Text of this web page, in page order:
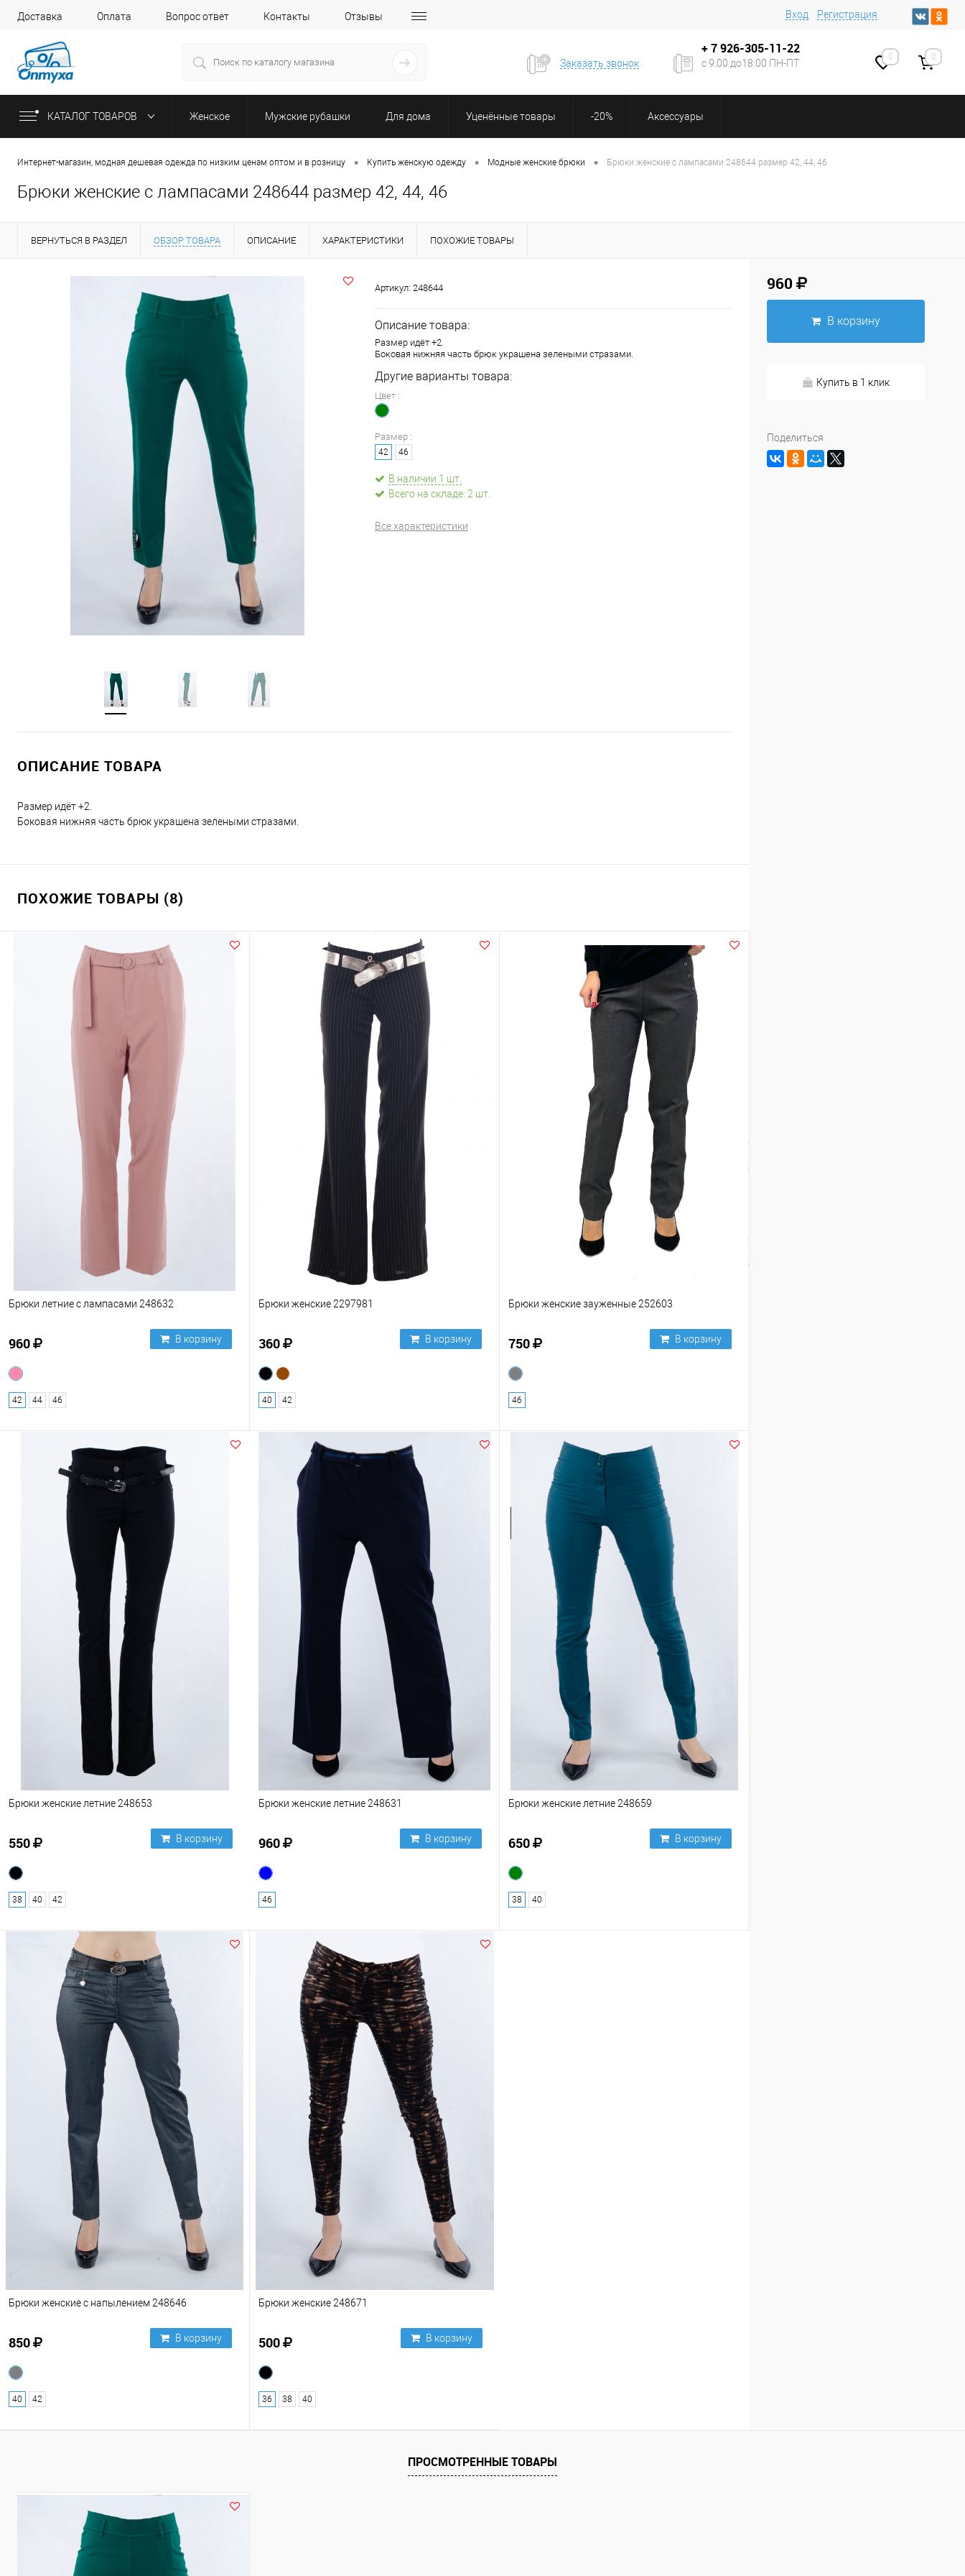
Доставка Оплата Вопрос ответ Контакты Отзывы Вход Регистрация
Заказать звонок
+ 7926-305-11-22
с 9:00 до18:00 ПН-ПТ
0 0
КАТАЛОГ ТОВАРОВ Женское Мужские рубашки Для дома Уценённые товары -20% Аксессуары
Интернет-магазин, модная дешевая одежда по низким ценам оптом и в розницу • Купить женскую одежду • Модные женские брюки • Брюки женские с лампасами 248644 размер 42, 44, 46
Брюки женские с лампасами 248644 размер 42, 44, 46
ВЕРНУТЬСЯ В РАЗДЕЛ ОБЗОР ТОВАРА ОПИСАНИЕ ХАРАКТЕРИСТИКИ ПОХОЖИЕ ТОВАРЫ
Артикул: 248644
Описание товара:
Размер идёт +2.
Боковая нижняя часть брюк украшена зелеными стразами.
Другие варианты товара:
Цвет :
Размер :
42 46
В наличии 1 шт.
Всего на складе: 2 шт.
Все характеристики
ОПИСАНИЕ ТОВАРА
Размер идёт +2.
Боковая нижняя часть брюк украшена зелеными стразами.
ПОХОЖИЕ ТОВАРЫ (8)
Брюки летние с лампасами 248632
960 В корзину
42 44 46
Брюки женские 2297981
360 В корзину
40 42
Брюки женские зауженные 252603
750 В корзину
46
Брюки женские летние 248653
550 В корзину
38 40 42
Брюки женские летние 248631
960 В корзину
46
Брюки женские летние 248659
650 В корзину
38 40
Брюки женские с напылением 248646
850 В корзину
40 42
Брюки женские 248671
500 В корзину
36 38 40
960
В корзину
Купить в 1 клик
Поделиться
ПРОСМОТРЕННЫЕ ТОВАРЫ